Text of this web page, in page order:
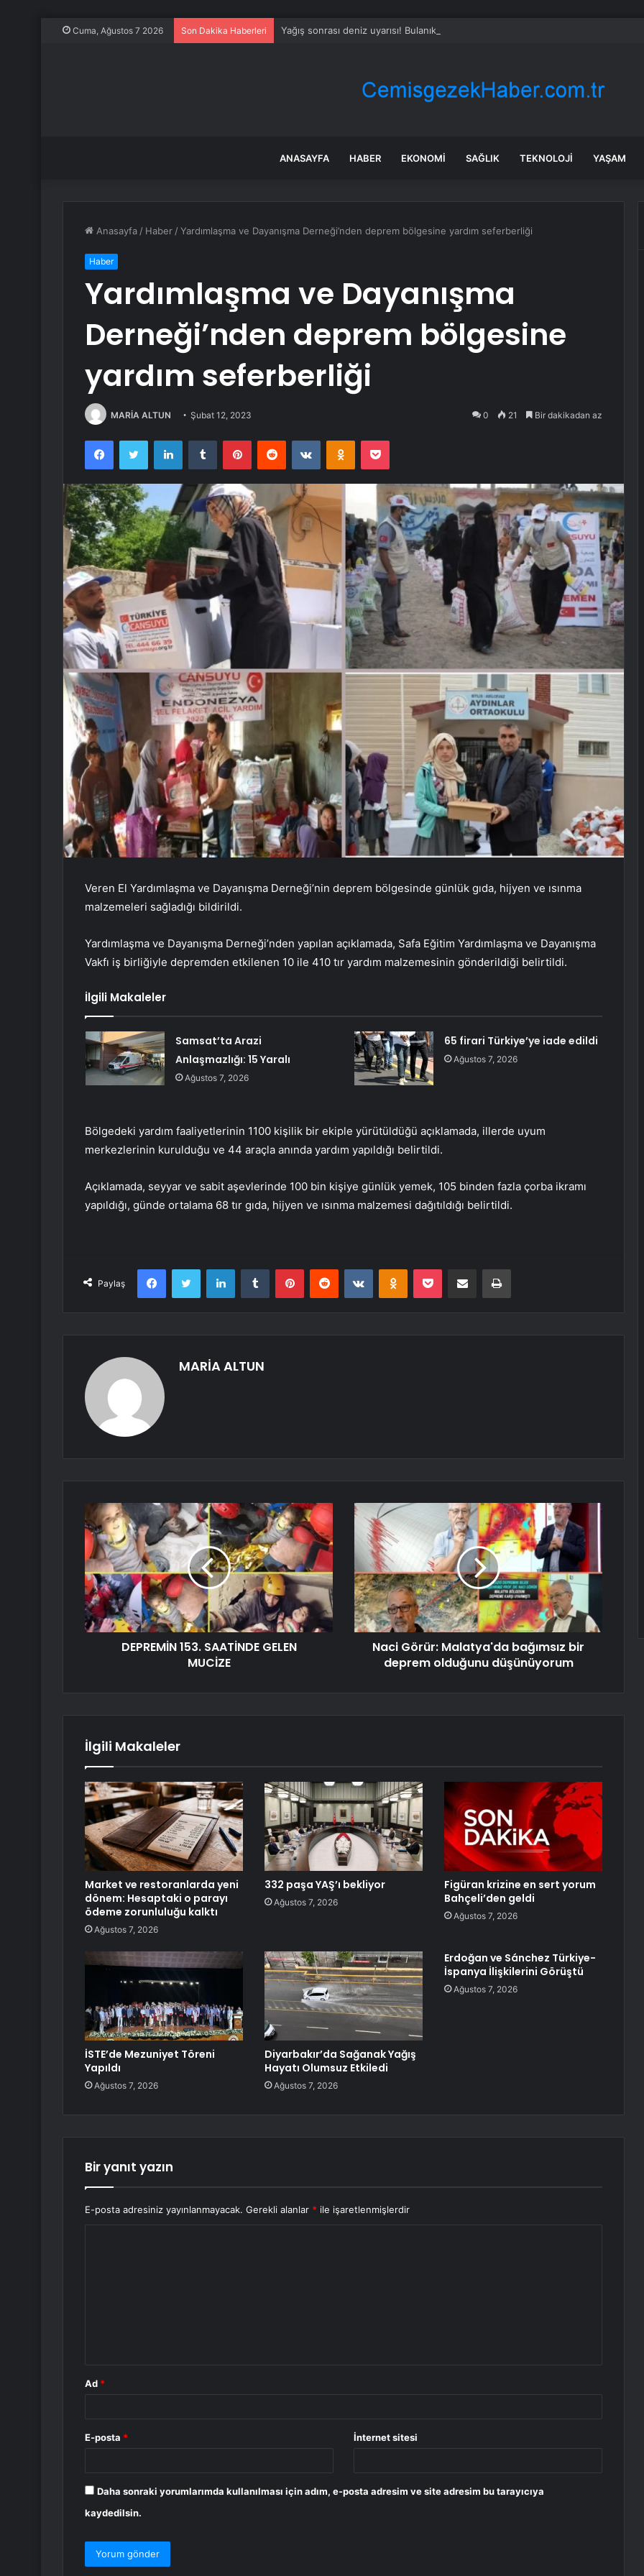
Cuma, Ağustos 7 2026 Son Dakika Haberleri Yağış sonrası deniz uyarısı! Bulanık ve kötü kokulu suda yüzmeyin
ANASAYFA HABER EKONOMI SAĞLIK TEKNOLOJI YAŞAM
Anasayfa / Haber /Yardımlaşma ve Dayanışma Derneği’nden deprem bölgesine yardım seferberliği
Haber
Yardımlaşma ve Dayanışma
Derneği’nden deprem bölgesine
yardım seferberliği
MARİA ALTUN Şubat 12, 2023 0 21 Bir dakikadan az
FacebookTwitter LinkedInTumblr PinterestReddit VKontakteOdnoklassniki
Pocket
Veren El Yardımlaşma ve Dayanışma Derneği’nin deprem bölgesinde günlük gıda, hijyen ve ısınma
malzemeleri sağladığı bildirildi.
Yardımlaşma ve Dayanışma Derneği’nden yapılan açıklamada, Safa Eğitim Yardımlaşma ve Dayanışma
Vakfı iş birliğiyle depremden etkilenen 10 ile 410 tır yardım malzemesinin gönderildiği belirtildi.
İlgili Makaleler
Samsat’ta Arazi
Anlaşmazlığı: 15 Yaralı
Ağustos 7, 2026
65 firari Türkiye’ye iade edildi
Ağustos 7, 2026
Bölgedeki yardım faaliyetlerinin 1100 kişilik bir ekiple yürütüldüğü açıklamada, illerde uyum
merkezlerinin kurulduğu ve 44 araçla anında yardım yapıldığı belirtildi.
Açıklamada, seyyar ve sabit aşevlerinde 100 bin kişiye günlük yemek, 105 binden fazla çorba ikramı
yapıldığı, günde ortalama 68 tır gıda, hijyen ve ısınma malzemesi dağıtıldığı belirtildi.
Paylaş
FacebookTwitter LinkedInTumblr PinterestReddit VKontakteOdnoklassniki
Pocket E-Posta ile paylaş Yazdır
MARİA ALTUN
DEPREMİN 153. SAATİNDE GELEN
MUCİZE
Naci Görür: Malatya'da bağımsız bir
deprem olduğunu düşünüyorum
İlgili Makaleler
Market ve restoranlarda yeni
dönem: Hesaptaki o parayı
ödeme zorunluluğu kalktı
Ağustos 7, 2026
332 paşa YAŞ’ı bekliyor
Ağustos 7, 2026
Figüran krizine en sert yorum
Bahçeli’den geldi
Ağustos 7, 2026
İSTE’de Mezuniyet Töreni
Yapıldı
Ağustos 7, 2026
Diyarbakır’da Sağanak Yağış
Hayatı Olumsuz Etkiledi
Ağustos 7, 2026
Erdoğan ve Sánchez Türkiye-
İspanya İlişkilerini Görüştü
Ağustos 7, 2026
Bir yanıt yazın
E-posta adresiniz yayınlanmayacak. Gerekli alanlar * ile işaretlenmişlerdir
Ad *
E-posta * İnternet sitesi
Daha sonraki yorumlarımda kullanılması için adım, e-posta adresim ve site adresim bu tarayıcıya
kaydedilsin.